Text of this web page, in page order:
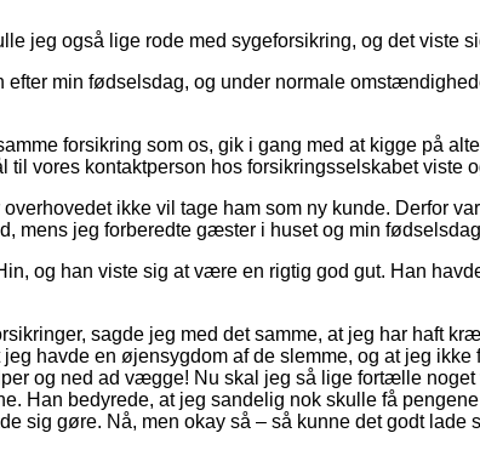
jeg også lige rode med sygeforsikring, og det viste
min fødselsdag, og under normale
forsikring som os, gik i gang med at kigge på
vores kontaktperson hos forsikringsselskabet viste
ikke vil tage ham som ny kunde. Derfor
mens jeg forberedte gæster i huset og min
og han viste sig at være en rigtig god gut. Han
sagde jeg med det samme, at jeg har haft
havde en øjensygdom af de slemme, og at jeg
og ned ad vægge! Nu skal jeg så lige fortælle
Han bedyrede, at jeg sandelig nok skulle få
sig gøre. Nå, men okay så – så kunne det godt lade